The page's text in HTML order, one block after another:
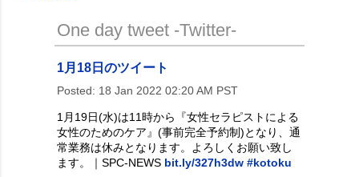
One day tweet -Twitter-
1月18日のツイート
Posted: 18 Jan 2022 02:20 AM PST
1月19日(水)は11時から『女性セラピストによる
女性のためのケア』(事前完全予約制)となり、通
常業務は休みとなります。よろしくお願い致し
ます。｜SPC-NEWS bit.ly/327h3dw #kotoku